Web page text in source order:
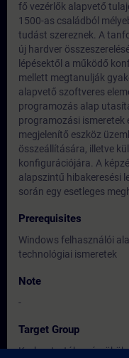
fő vezérlők alapvető
1500-as családból
tudást szereznek. A
új hardver
lépésektől a működő
mellett megtanulják
alapvető szoftveres
programozás alap
programozási ismeretek
megjelenítő eszköz
összeállítására, illetve
konfigurációjára. A
alapszintű hibakeresési
során egy esetleges
Prerequisites
Windows felhasználói
technológiai ismeretek
Note
-
Target Group
Karbantartók,